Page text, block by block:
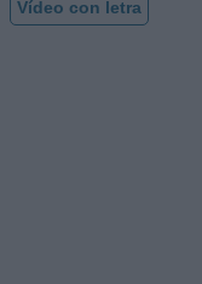
Vídeo con letra